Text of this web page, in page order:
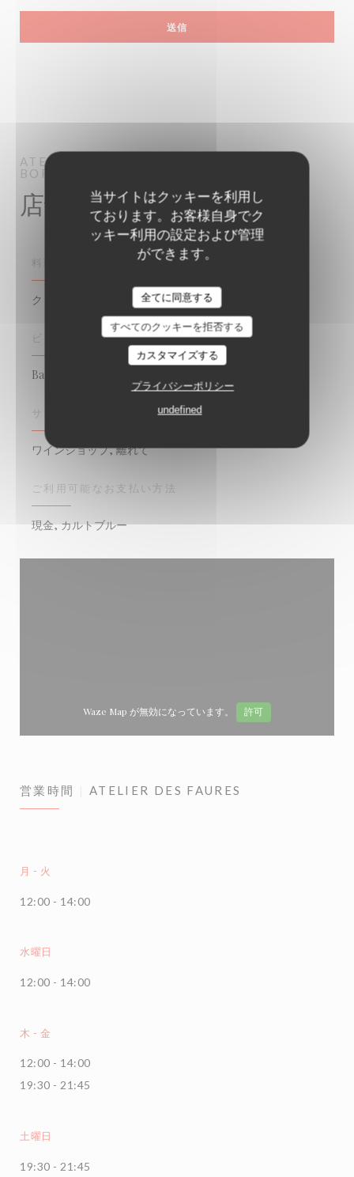
当サイトはクッキーを利用し
ております。お客様自身でク
ッキー利用の設定および管理
ができます。
全てに同意する
すべてのクッキーを拒否する
カスタマイズする
プライバシーポリシー
undefined
ATELIER DES FAURES
BAR RESTAURANT
BORDEAUX
店舗情報
料理
クリエイティブ, 伝統料理, ビストロノミーク
ビジネスタイプ
Bar Restaurant
ワインショップ, 離れて
ご利用可能なお支払い方法
現金, カルトブルー
Waze Map が無効になっています。 許可
営業時間 ATELIER DES FAURES
月 - 火
12:00 - 14:00
水曜日
12:00 - 14:00
木 - 金
12:00 - 14:00
19:30 - 21:45
土曜日
19:30 - 21:45